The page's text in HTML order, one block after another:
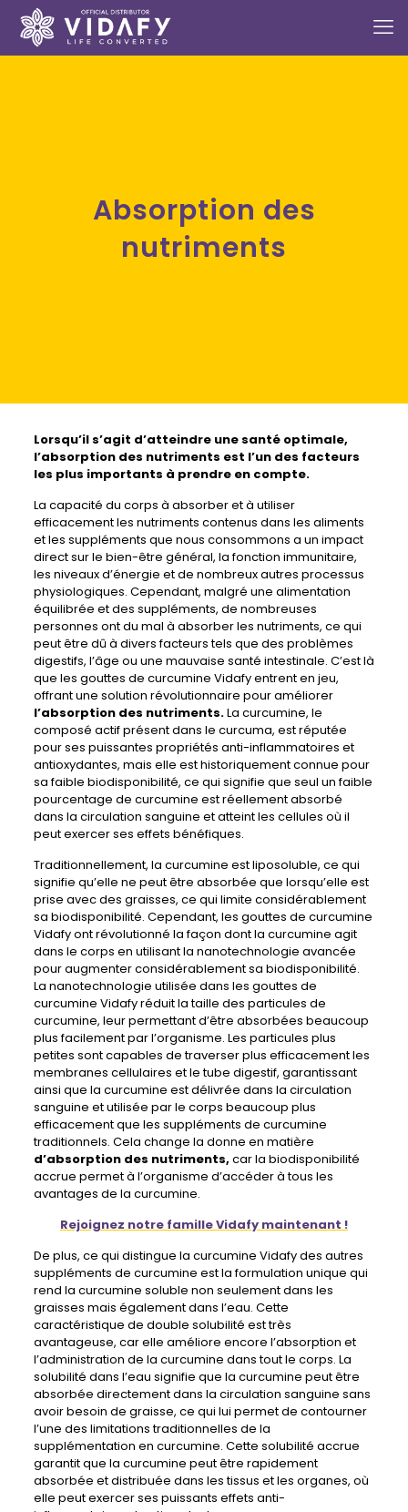
Absorption des
nutriments
Lorsqu’il s’agit d’atteindre une santé optimale,
l’absorption des nutriments est l’un des facteurs
les plus importants à prendre en compte.
La capacité du corps à absorber et à utiliser
efficacement les nutriments contenus dans les aliments
et les suppléments que nous consommons a un impact
direct sur le bien-être général, la fonction immunitaire,
les niveaux d’énergie et de nombreux autres processus
physiologiques. Cependant, malgré une alimentation
équilibrée et des suppléments, de nombreuses
personnes ont du mal à absorber les nutriments, ce qui
peut être dû à divers facteurs tels que des problèmes
digestifs, l’âge ou une mauvaise santé intestinale. C’est là
que les gouttes de curcumine Vidafy entrent en jeu,
offrant une solution révolutionnaire pour améliorer
l’absorption des nutriments.La curcumine, le
composé actif présent dans le curcuma, est réputée
pour ses puissantes propriétés anti-inflammatoires et
antioxydantes, mais elle est historiquement connue pour
sa faible biodisponibilité, ce qui signifie que seul un faible
pourcentage de curcumine est réellement absorbé
dans la circulation sanguine et atteint les cellules où il
peut exercer ses effets bénéfiques.
Traditionnellement, la curcumine est liposoluble, ce qui
signifie qu’elle ne peut être absorbée que lorsqu’elle est
prise avec des graisses, ce qui limite considérablement
sa biodisponibilité. Cependant, les gouttes de curcumine
Vidafy ont révolutionné la façon dont la curcumine agit
dans le corps en utilisant la nanotechnologie avancée
pour augmenter considérablement sa biodisponibilité.
La nanotechnologie utilisée dans les gouttes de
curcumine Vidafy réduit la taille des particules de
curcumine, leur permettant d’être absorbées beaucoup
plus facilement par l’organisme. Les particules plus
petites sont capables de traverser plus efficacement les
membranes cellulaires et le tube digestif, garantissant
ainsi que la curcumine est délivrée dans la circulation
sanguine et utilisée par le corps beaucoup plus
efficacement que les suppléments de curcumine
traditionnels. Cela change la donne en matière
d’absorption des nutriments, car la biodisponibilité
accrue permet à l’organisme d’accéder à tous les
avantages de la curcumine.
Rejoignez notre famille Vidafy maintenant !
De plus, ce qui distingue la curcumine Vidafy des autres
suppléments de curcumine est la formulation unique qui
rend la curcumine soluble non seulement dans les
graisses mais également dans l’eau. Cette
caractéristique de double solubilité est très
avantageuse, car elle améliore encore l’absorption et
l’administration de la curcumine dans tout le corps. La
solubilité dans l’eau signifie que la curcumine peut être
absorbée directement dans la circulation sanguine sans
avoir besoin de graisse, ce qui lui permet de contourner
l’une des limitations traditionnelles de la
supplémentation en curcumine. Cette solubilité accrue
garantit que la curcumine peut être rapidement
absorbée et distribuée dans les tissus et les organes, où
elle peut exercer ses puissants effets anti-